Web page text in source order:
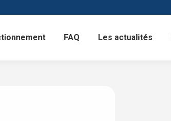
FAQ Les actualités